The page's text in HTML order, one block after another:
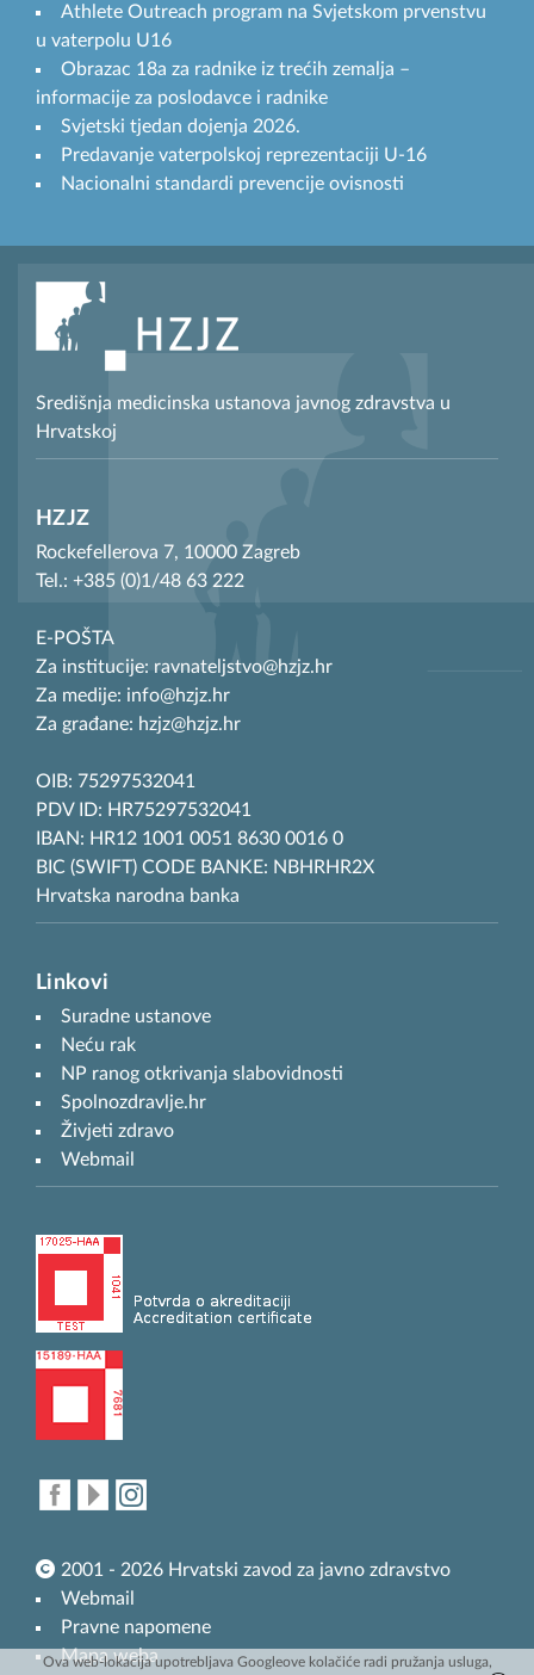
Athlete Outreach program na Svjetskom prvenstvu
u vaterpolu U16
Obrazac 18a za radnike iz trećih zemalja –
informacije za poslodavce i radnike
Svjetski tjedan dojenja 2026.
Predavanje vaterpolskoj reprezentaciji U-16
Nacionalni standardi prevencije ovisnosti
Središnja medicinska ustanova javnog zdravstva u
Hrvatskoj
HZJZ
Rockefellerova 7, 10000 Zagreb
Tel.: +385 (0)1/48 63 222
E-POŠTA
Za institucije: ravnateljstvo@hzjz.hr
Za medije: info@hzjz.hr
Za građane: hzjz@hzjz.hr
OIB: 75297532041
PDV ID: HR75297532041
IBAN: HR12 1001 0051 8630 0016 0
BIC (SWIFT) CODE BANKE: NBHRHR2X
Hrvatska narodna banka
Linkovi
Suradne ustanove
Neću rak
NP ranog otkrivanja slabovidnosti
Spolnozdravlje.hr
Živjeti zdravo
Webmail
2001 - 2026 Hrvatski zavod za javno zdravstvo
Webmail
Pravne napomene
Mapa weba
Ova web-lokacija upotrebljava Googleove kolačiće radi pružanja usluga,